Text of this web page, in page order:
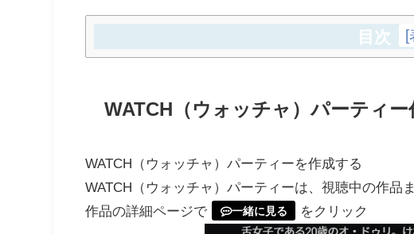
目次 [
WATCH（ウォッチャ）パーティー
WATCH（ウォッチャ）パーティーを作成する
WATCH（ウォッチャ）パーティーは、視聴中の作品
作品の詳細ページで
一緒に見る をクリック